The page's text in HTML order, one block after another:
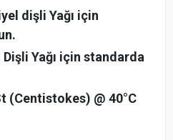
dişli Yağı için
Dişli Yağı için standarda
(Centistokes) @ 40°C